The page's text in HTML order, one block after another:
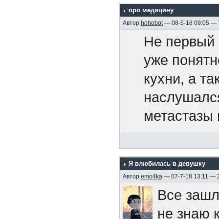
105-мм
После
четыре
был
двойную, с
правом
случаев
Припев.
И если
то не
себе мы
своей
Припев.
https://
-
и входят в
Боюсь,
поэтому
парте.
про медицину
Автор hohobot— 08-5-18 09:05 —
Не первый
уже
кухни, а
метастазы
У меня
ему
Я влюбилась в девушку
Автор emo4ka— 07-7-18 13:11 —
Все
не знаю